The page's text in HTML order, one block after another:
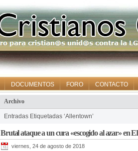
DOCUMENTOS FORO CONTACTO
Archivo
Entradas Etiquetadas ‘Allentown’
Brutal ataque a un cura «escogido al azar» en
viernes, 24 de agosto de 2018